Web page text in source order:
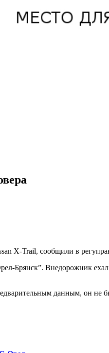
X-Trail, сообщили в
Брянск”. Внедорожник
данным, он не